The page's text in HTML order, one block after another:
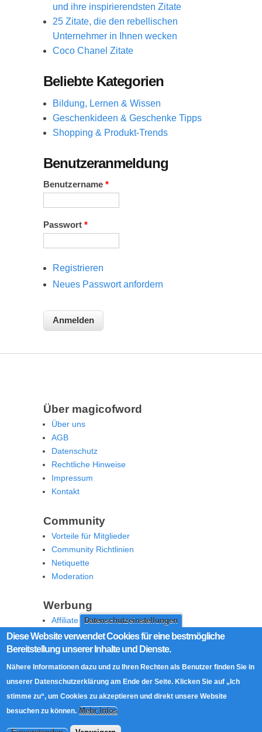
Datenschutzeinstellungen
Diese Website verwendet Cookies für eine bestmögliche
Bereitstellung unserer Inhalte und Dienste.
Nähere Informationen dazu und zu Ihren Rechten als Benutzer finden Sie in
unserer Datenschutzerklärung am Ende der Seite. Klicken Sie auf „Ich
stimme zu“, um Cookies zu akzeptieren und direkt unsere Website
besuchen zu können. Mehr Infos
und ihre inspirierendsten Zitate
25 Zitate, die den rebellischen
Unternehmer in Ihnen wecken
Coco Chanel Zitate
Beliebte Kategorien
Bildung, Lernen & Wissen
Geschenkideen & Geschenke Tipps
Shopping & Produkt-Trends
Benutzeranmeldung
Benutzername *
Passwort *
Registrieren
Neues Passwort anfordern
Über magicofword
Über uns
AGB
Datenschutz
Rechtliche Hinweise
Impressum
Kontakt
Community
Vorteile für Mitglieder
Community Richtlinien
Netiquette
Moderation
Werbung
Affiliate Offenlegung
Werben Sie auf MoW
Social Media
RSS Feed
Facebook